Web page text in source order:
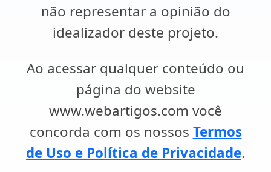
não representar a opinião do
idealizador deste projeto.
Ao acessar qualquer conteúdo ou
página do website
www.webartigos.com você
concorda com os nossos Termos
de Uso e Política de Privacidade.